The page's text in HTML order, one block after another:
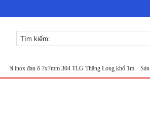
inox đan ô 7x7mm 304 TLG Thăng Long khổ 1m Sàn